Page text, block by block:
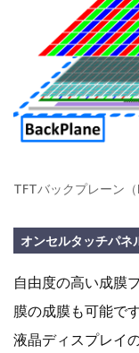
TFTバックプレーン（
オンセルタッチパネ
自由度の高い成膜
膜の成膜も可能で
液晶ディスプレイ